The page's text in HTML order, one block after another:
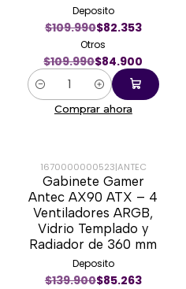
Deposito
$109.990$82.353
Otros
$109.990$84.900
Cantidad
Comprar ahora
-37%
1670000000523|ANTEC
Gabinete Gamer
Antec AX90 ATX – 4
Ventiladores ARGB,
Vidrio Templado y
Radiador de 360 mm
Deposito
$139.900$85.263